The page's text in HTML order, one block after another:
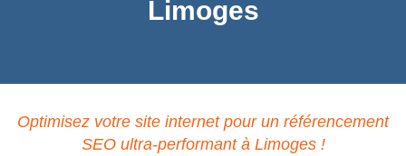
Limoges
Optimisez votre site internet pour un référencement
SEO ultra-performant à Limoges !